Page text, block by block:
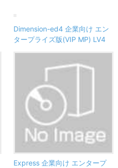
Dimension-ed4 企業向け エン
タープライズ版(VIP MP) LV4
Express 企業向け エンタープ